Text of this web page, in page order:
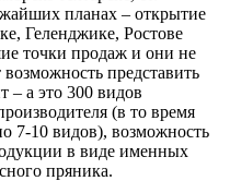
планах – ​открытие
Геленджике, Ростове
точки продаж и они не
представить
– ​а это 300 видов
(в то время
7‑10 видов), возможность
в виде именных
пряника.